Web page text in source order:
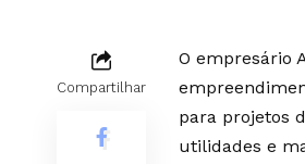
Compartilhar
O empresário
para projetos
utilidades e